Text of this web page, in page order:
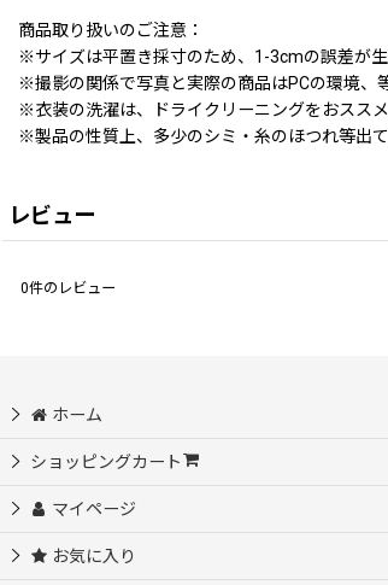
商品取り扱いのご注意：
※サイズは平置き採寸のため、1-3cmの誤差が生
※撮影の関係で写真と実際の商品はPCの環境、
※衣装の洗濯は、ドライクリーニングをおススメ
※製品の性質上、多少のシミ・糸のほつれ等出
レビュー
0件のレビュー
ホーム
ショッピングカート
マイページ
お気に入り